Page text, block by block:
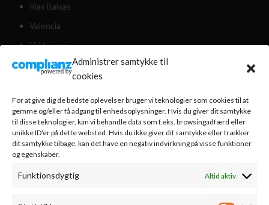
Administrer samtykke til
cookies
For at give dig de bedste oplevelser bruger vi teknologier som cookies til at
gemme og/eller få adgang til enhedsoplysninger. Hvis du giver dit samtykke
til disse teknologier, kan vi behandle data som f.eks. browsingadfærd eller
unikke ID'er på dette websted. Hvis du ikke giver dit samtykke eller trækker
dit samtykke tilbage, kan det have en negativ indvirkning på visse funktioner
og egenskaber.
Funktionsdygtig Altid aktiv
Rias Baixas
Valencia
Valdeorras
Weinviertel Østrig
KUNDESERVICE
Om os
Nyhedsbrev
Handelsbetingelser